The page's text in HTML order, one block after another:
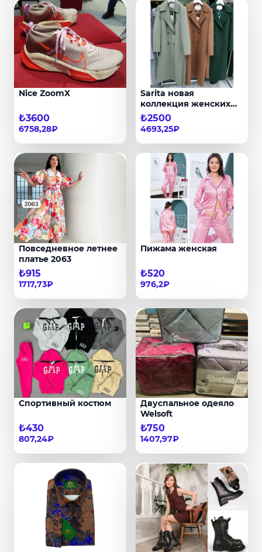
Nice ZoomX
₺3600
6758,28₽
Sarita новая
коллекция женских
пальто
₺2500
4693,25₽
Повседневное летнее
платье 2063
₺915
1717,73₽
Пижама женская
₺520
976,2₽
Спортивный костюм
₺430
807,24₽
Двуспальное одеяло
Welsoft
₺750
1407,97₽